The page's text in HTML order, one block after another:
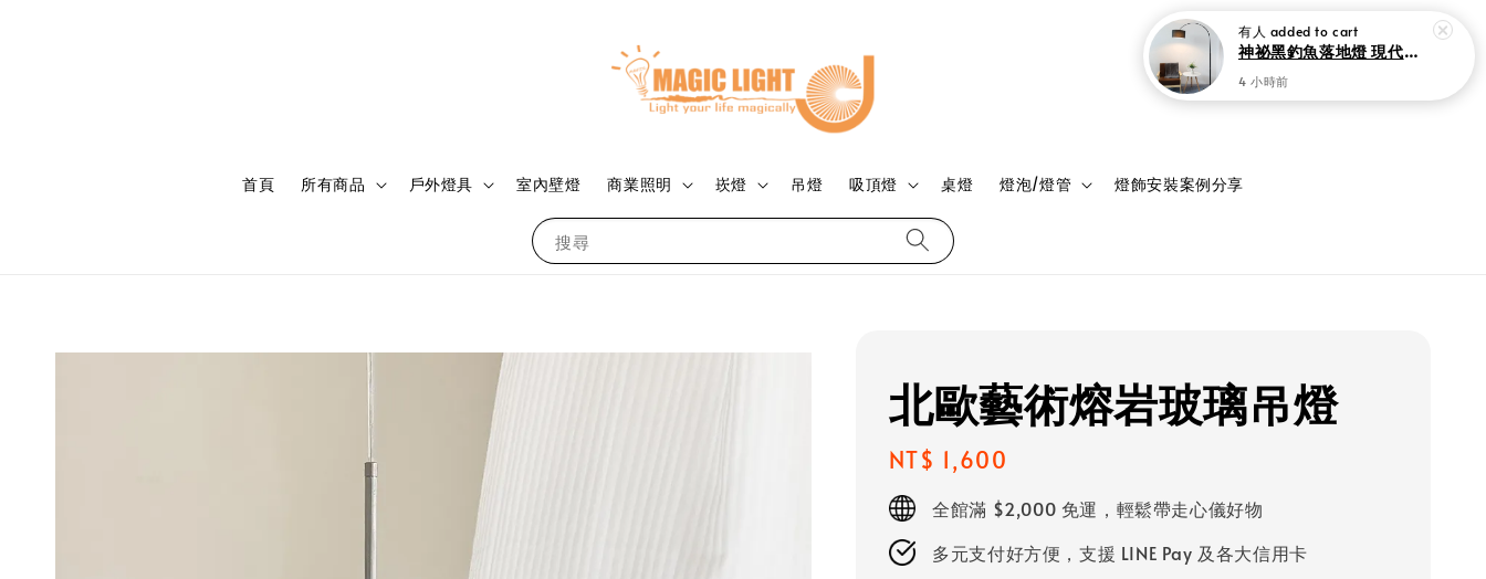
搜尋
首頁 所有商品 戶外燈具 室內壁燈 商業照明 崁燈 吊燈 吸頂燈 桌燈 燈泡/燈管 燈飾安裝案例分享
登入
北歐藝術熔岩玻璃吊燈
Regular
price
NT$ 1,600
全館滿 $2,000 免運，輕鬆帶走心儀好物
多元支付好方便，支援 LINE Pay 及各大信用卡